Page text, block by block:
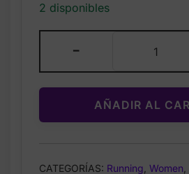
2 disponibles
-
–
SL2
para
AÑADIR AL
CATEGORÍAS: Running Women